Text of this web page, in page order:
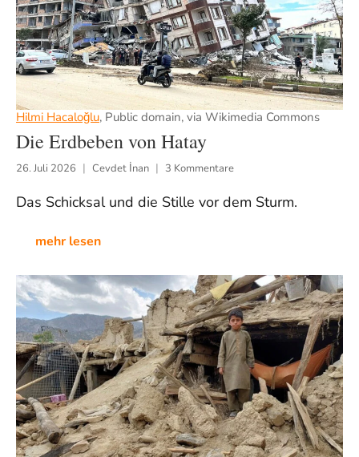
Hilmi Hacaloğlu, Public domain, via Wikimedia Commons
Die Erdbeben von Hatay
26. Juli 2026 Cevdet İnan 3 Kommentare
Das Schicksal und die Stille vor dem Sturm.
mehr lesen